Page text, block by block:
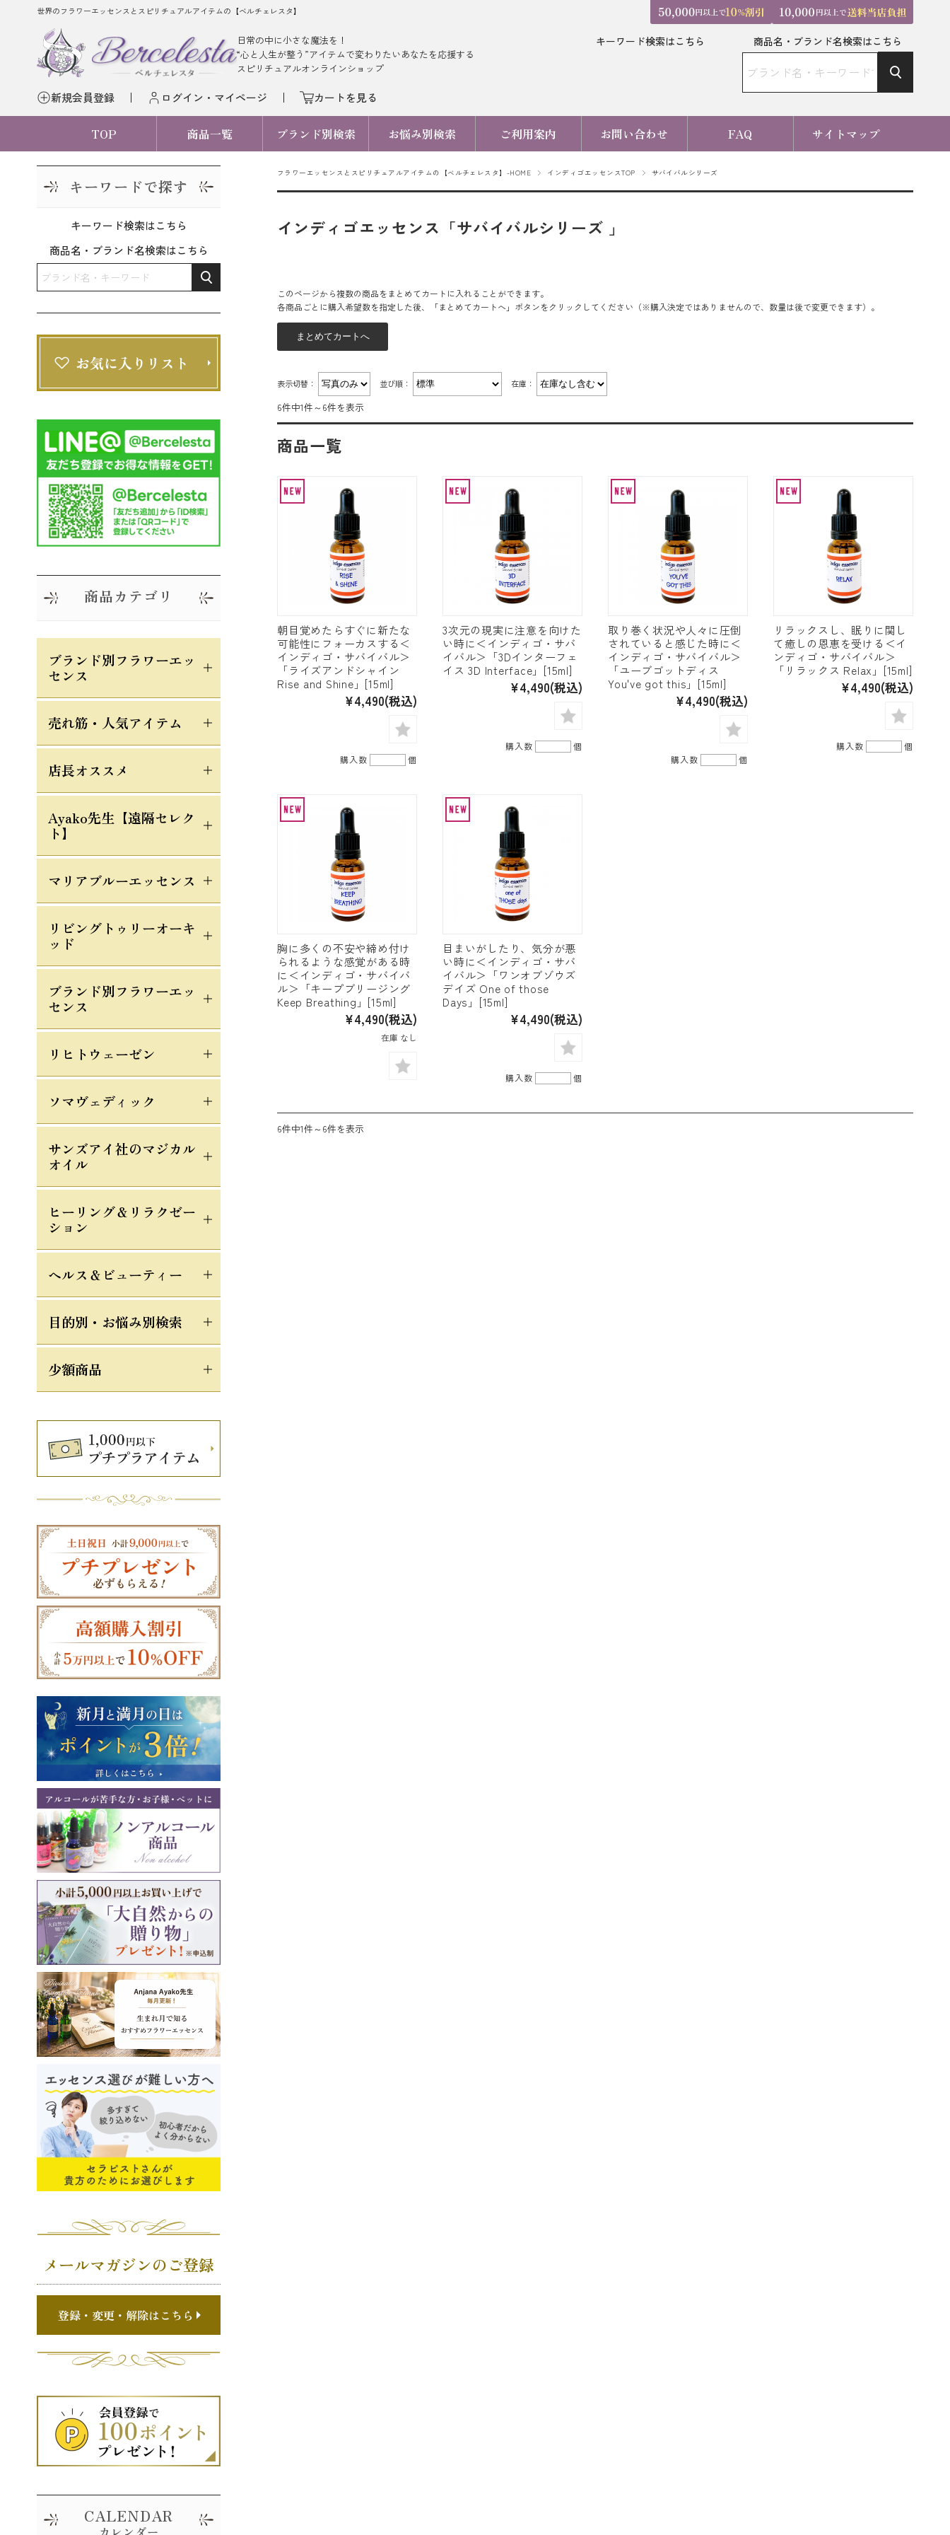
世界のフラワーエッセンスとスピリチュアルアイテムの【ベルチェレスタ】
日常の中に小さな魔法を！
“心と人生が整う”アイテムで変わりたいあなたを応援する
スピリチュアルオンラインショップ
新規会員登録 ログイン・マイページ カートを見る
キーワード検索はこちら 商品名・ブランド名検索はこちら
TOP 商品一覧 ブランド別検索 お悩み別検索 ご利用案内 お問い合わせ FAQ サイトマップ
フラワーエッセンスとスピリチュアルアイテムの【ベルチェレスタ】-HOME インディゴエッセンスTOP サバイバルシリーズ
インディゴエッセンス「サバイバルシリーズ 」
このページから複数の商品をまとめてカートに入れることができます。
各商品ごとに購入希望数を指定した後、「まとめてカートへ」ボタンをクリックしてください（※購入決定ではありませんので、数量は後で変更できます）。
表示切替： 並び順： 在庫：
6件中1件～6件を表示
商品一覧
朝目覚めたらすぐに新たな
可能性にフォーカスする＜
インディゴ・サバイバル＞
「ライズアンドシャイン
Rise and Shine」[15ml]
¥4,490(税込)
購入数 個
3次元の現実に注意を向けた
い時に＜インディゴ・サバ
イバル＞「3Dインターフェ
イス 3D Interface」[15ml]
¥4,490(税込)
購入数 個
取り巻く状況や人々に圧倒
されていると感じた時に＜
インディゴ・サバイバル＞
「ユーブゴットディス
You've got this」[15ml]
¥4,490(税込)
購入数 個
リラックスし、眠りに関し
て癒しの恩恵を受ける＜イ
ンディゴ・サバイバル＞
「リラックス Relax」[15ml]
¥4,490(税込)
購入数 個
胸に多くの不安や締め付け
られるような感覚がある時
に＜インディゴ・サバイバ
ル＞「キープブリージング
Keep Breathing」[15ml]
¥4,490(税込)
在庫 なし
目まいがしたり、気分が悪
い時に＜インディゴ・サバ
イバル＞「ワンオブゾウズ
デイズ One of those
Days」[15ml]
¥4,490(税込)
購入数 個
6件中1件～6件を表示
キーワードで探す
キーワード検索はこちら
商品名・ブランド名検索はこちら
商品カテゴリ
ブランド別フラワーエッ
センス
売れ筋・人気アイテム
店長オススメ
Ayako先生【遠隔セレク
ト】
マリアブルーエッセンス
リビングトゥリーオーキ
ッド
ブランド別フラワーエッ
センス
リヒトウェーゼン
ソマヴェディック
サンズアイ社のマジカル
オイル
ヒーリング＆リラクゼー
ション
ヘルス＆ビューティー
目的別・お悩み別検索
少額商品
メールマガジンのご登録
登録・変更・解除はこちら